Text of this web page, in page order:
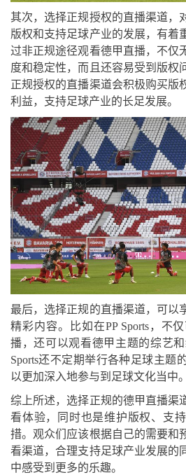
其次，选择正规授权的直播渠道，
版权和支持足球产业的发展，有着
过非正规途径观看德甲直播，不仅
度和稳定性，而且还容易受到版权
正规授权的直播渠道会积极购买版
利益，支持足球产业的长足发展。
最后，选择正规的直播渠道，可以
精彩内容。比如在PP Sports，不
播，还可以观看德甲主题的综艺
Sports还不定期举行各种足球主题
以更加深入地参与到足球文化当中。
综上所述，选择正规的德甲直播渠
看体验，同时也是维护版权、支
措。观众们应该根据自己的需要和
看渠道，合理支持足球产业发展的
中感受到更多的乐趣。